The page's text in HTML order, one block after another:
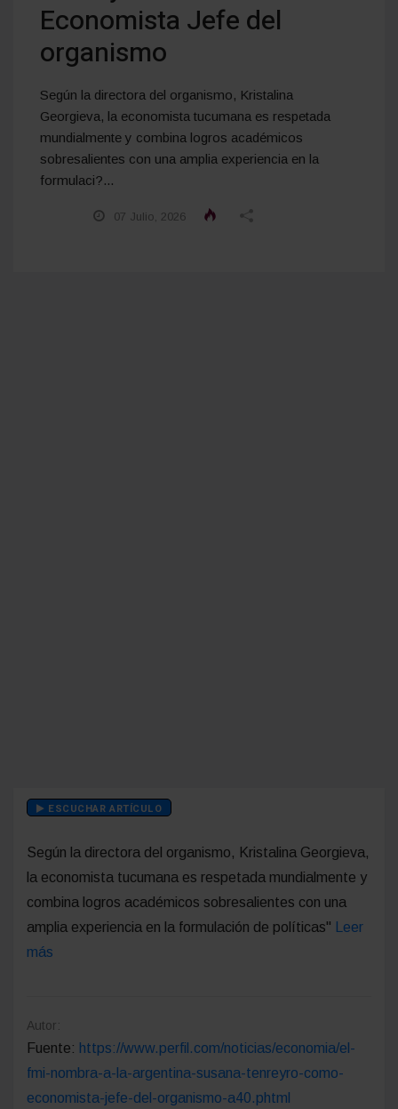
Economista Jefe del
organismo
Según la directora del organismo, Kristalina
Georgieva, la economista tucumana es respetada
mundialmente y combina logros académicos
sobresalientes con una amplia experiencia en la
formulaci?...
07 Julio, 2026
ESCUCHAR ARTÍCULO
Según la directora del organismo, Kristalina Georgieva,
la economista tucumana es respetada mundialmente y
combina logros académicos sobresalientes con una
amplia experiencia en la formulación de políticas"
Leer
más
Autor:
Fuente: https://www.perfil.com/noticias/economia/el-
fmi-nombra-a-la-argentina-susana-tenreyro-como-
economista-jefe-del-organismo-a40.phtml